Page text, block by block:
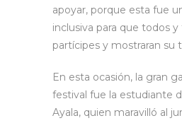
apoyar, porque esta fue
inclusiva para que todos
partícipes y mostraran su
En esta ocasión, la gran
festival fue la estudiante
Ayala, quien maravilló al